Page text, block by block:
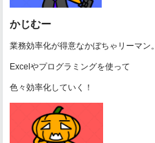
かじむー
業務効率化が得意なかぼちゃリーマン。
Excelやプログラミングを使って
色々効率化していく！